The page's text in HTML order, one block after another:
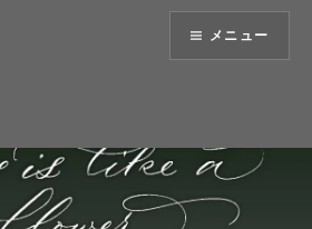
メニュー